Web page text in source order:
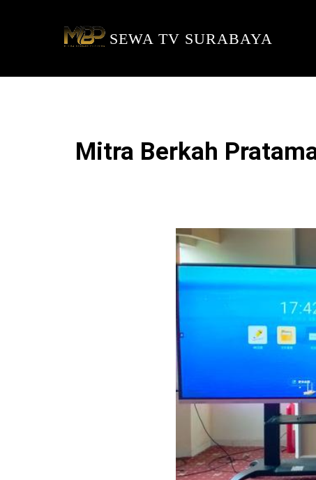
SEWA TV SURABAYA
Mitra Berkah